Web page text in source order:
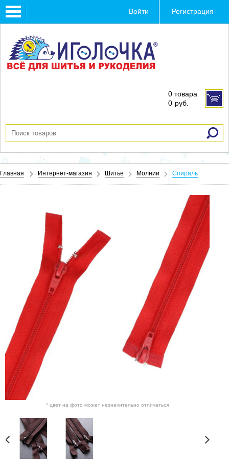
Toggle
navigation
Войти Регистрация
0 товара
0 руб.
Главная Интернет-магазин Шитье Молнии Спираль
* цвет на фото может незначительно отличаться